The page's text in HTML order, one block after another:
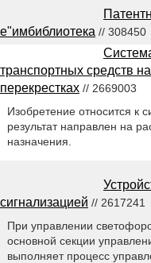
е"имбиблиотека // 308450
транспортных средств
перекрестках // 2669003
Изобретение относится к
результат направлен на
назначения.
сигнализацией // 2617241
При управлении
основной секции
выполняет процесс